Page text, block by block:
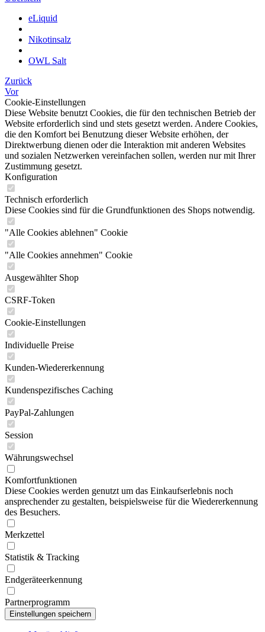
eLiquid
Nikotinsalz
OWL Salt
Zurück
Vor
Cookie-Einstellungen
Diese Website benutzt Cookies, die für den technischen Betrieb der
Website erforderlich sind und stets gesetzt werden. Andere Cookies,
die den Komfort bei Benutzung dieser Website erhöhen, der
Direktwerbung dienen oder die Interaktion mit anderen Websites
und sozialen Netzwerken vereinfachen sollen, werden nur mit Ihrer
Zustimmung gesetzt.
Konfiguration
Technisch erforderlich
Diese Cookies sind für die Grundfunktionen des Shops notwendig.
"Alle Cookies ablehnen" Cookie
"Alle Cookies annehmen" Cookie
Ausgewählter Shop
CSRF-Token
Cookie-Einstellungen
Individuelle Preise
Kunden-Wiedererkennung
Kundenspezifisches Caching
PayPal-Zahlungen
Session
Währungswechsel
Komfortfunktionen
Diese Cookies werden genutzt um das Einkaufserlebnis noch
ansprechender zu gestalten, beispielsweise für die Wiedererkennung
des Besuchers.
Merkzettel
Statistik & Tracking
Endgeräteerkennung
Partnerprogramm